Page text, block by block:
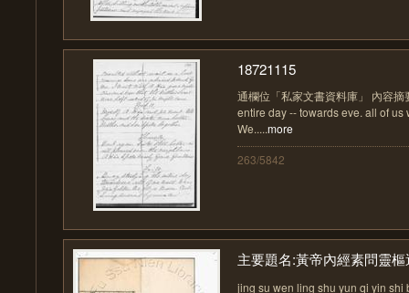
18721115
通欄位「私家文書資料庫」 內容
entire day -- towards eve. all of
We.....more
263/5842
主要題名:黃帝內經素問靈
jing su wen ling shu yun qi yin shi